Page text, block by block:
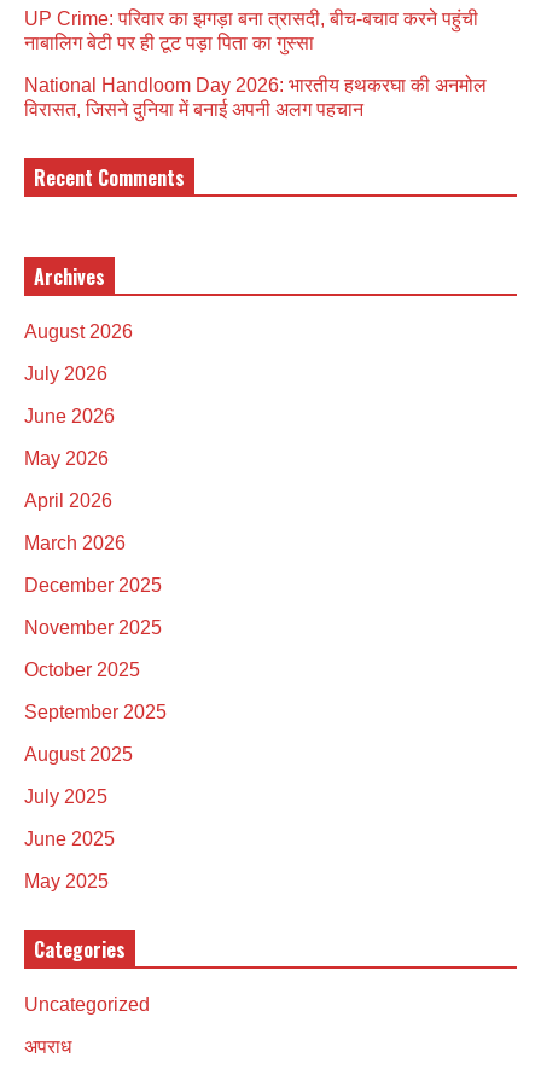
UP Crime: परिवार का झगड़ा बना त्रासदी, बीच-बचाव करने पहुंची
नाबालिग बेटी पर ही टूट पड़ा पिता का गुस्सा
National Handloom Day 2026: भारतीय हथकरघा की अनमोल
विरासत, जिसने दुनिया में बनाई अपनी अलग पहचान
Recent Comments
Archives
August 2026
July 2026
June 2026
May 2026
April 2026
March 2026
December 2025
November 2025
October 2025
September 2025
August 2025
July 2025
June 2025
May 2025
Categories
Uncategorized
अपराध